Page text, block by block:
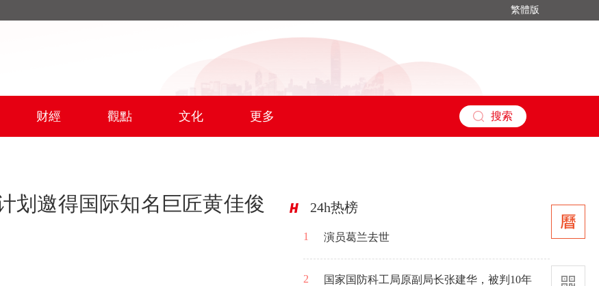
繁體版
财經 觀點 文化 更多 搜索
划邀得国际知名巨匠黄佳俊
24h热榜
1 演员葛兰去世
2 国家国防科工局原副局长张建华，被判10年